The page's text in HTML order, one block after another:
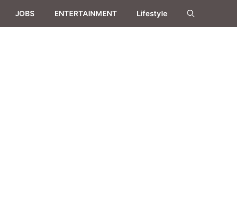
JOBS ENTERTAINMENT Lifestyle